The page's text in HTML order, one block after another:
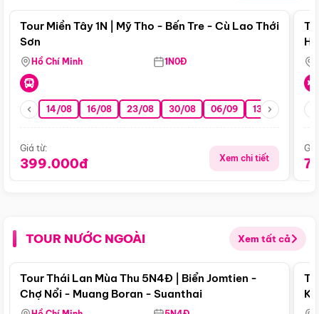
Tour Miền Tây 1N | Mỹ Tho - Bến Tre - Cù Lao Thới
Sơn
Hồ Chí Minh 1N0Đ
14/08 16/08 23/08 30/08 06/09 13/09 20/09
Giá từ:
399.000đ Xem chi tiết
TOUR NƯỚC NGOÀI Xem tất cả
Điểm nổi bật
Tour Thái Lan Mùa Thu 5N4Đ | Biển Jomtien -
Chợ Nổi - Muang Boran - Suanthai